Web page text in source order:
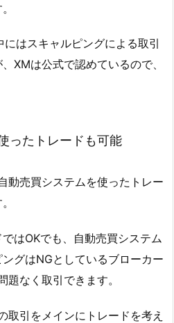
はスキャルピングによる取引
XMは公式で認めているので、
ったトレードも可能
動売買システムを使ったトレー
はOKでも、自動売買システム
グはNGとしているブローカー
題なく取引できます。
取引をメインにトレードを考え